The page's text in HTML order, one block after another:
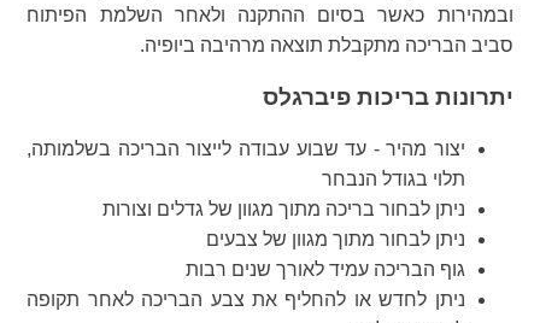
ובמהירות כאשר בסיום ההתקנה ולאחר השלמת הפיתוח
סביב הבריכה מתקבלת תוצאה מרהיבה ביופיה.
יתרונות בריכות פיברגלס
יצור מהיר - עד שבוע עבודה לייצור הבריכה בשלמותה,
תלוי בגודל הנבחר
ניתן לבחור בריכה מתוך מגוון של גדלים וצורות
ניתן לבחור מתוך מגוון של צבעים
גוף הבריכה עמיד לאורך שנים רבות
ניתן לחדש או להחליף את צבע הבריכה לאחר תקופה